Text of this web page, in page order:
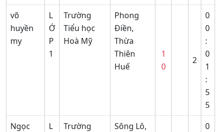
võ
huyền
my
L
Ớ
P
1
Trường
Tiểu học
Hoà Mỹ
Phong
Điền,
Thừa
Thiên
Huế
1
0
2
0
0
:
0
1
:
5
5
Ngọc
L
Trường
Sông Lô,
0